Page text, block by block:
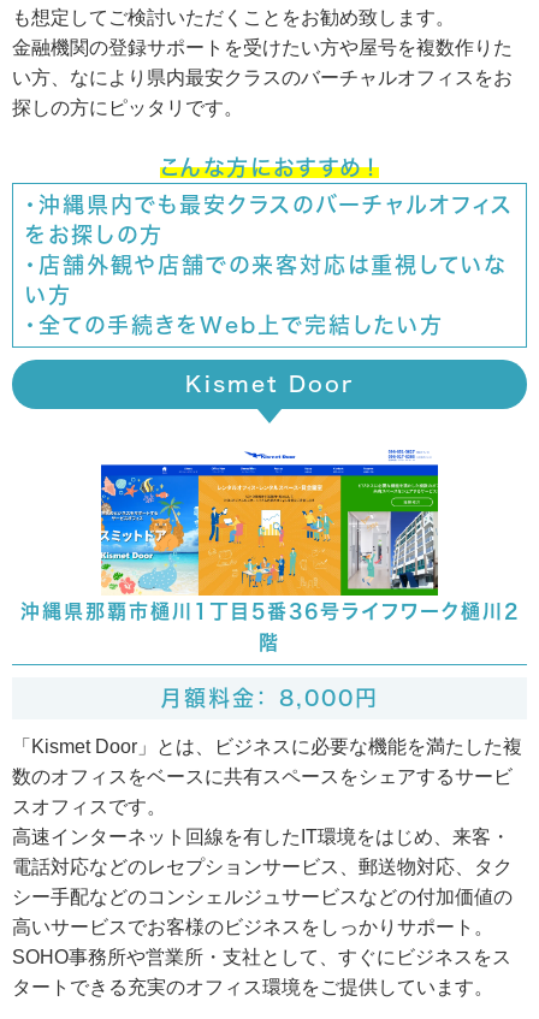
も想定してご検討いただくことをお勧め致します。
金融機関の登録サポートを受けたい方や屋号を複数作りた
い方、なにより県内最安クラスのバーチャルオフィスをお
探しの方にピッタリです。
こんな方におすすめ！
・沖縄県内でも最安クラスのバーチャルオフィス
をお探しの方
・店舗外観や店舗での来客対応は重視していな
い方
・全ての手続きをWeb上で完結したい方
Kismet Door
沖縄県那覇市樋川1丁目5番36号ライフワーク樋川2
階
月額料金： 8,000円
「Kismet Door」とは、ビジネスに必要な機能を満たした複
数のオフィスをベースに共有スペースをシェアするサービ
スオフィスです。
高速インターネット回線を有したIT環境をはじめ、来客・
電話対応などのレセプションサービス、郵送物対応、タク
シー手配などのコンシェルジュサービスなどの付加価値の
高いサービスでお客様のビジネスをしっかりサポート。
SOHO事務所や営業所・支社として、すぐにビジネスをス
タートできる充実のオフィス環境をご提供しています。